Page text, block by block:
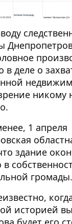
в деле о
никому
1 апреля
здание
в
громады.
историей